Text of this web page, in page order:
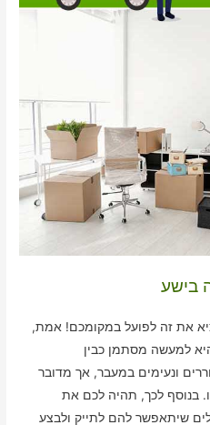
בישע
את זה לפועל במקומכם! אמת,
למעשה מסתמן כבין
ונעימים במעבר, אך מדובר
בנוסף לכך, תהיה לכם את
שיתאפשר להם לתייק ולבצע